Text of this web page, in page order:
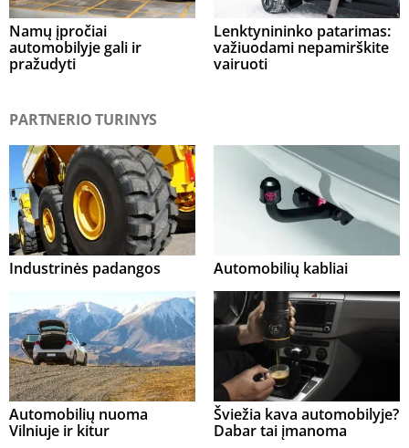
Namų įpročiai
automobilyje gali ir
pražudyti
Lenktynininko patarimas:
važiuodami nepamirškite
vairuoti
PARTNERIO TURINYS
Industrinės padangos Automobilių kabliai
Automobilių nuoma
Vilniuje ir kitur
Šviežia kava automobilyje?
Dabar tai įmanoma